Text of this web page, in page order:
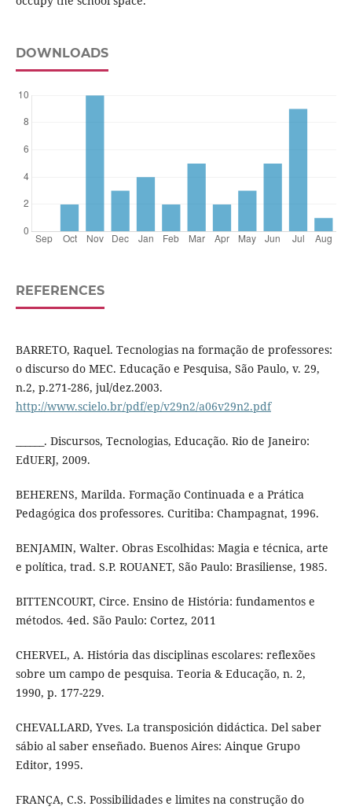
DOWNLOADS
REFERENCES
BARRETO, Raquel. Tecnologias na formação de professores:
o discurso do MEC. Educação e Pesquisa, São Paulo, v. 29,
n.2, p.271-286, jul/dez.2003.
http://www.scielo.br/pdf/ep/v29n2/a06v29n2.pdf
______. Discursos, Tecnologias, Educação. Rio de Janeiro:
EdUERJ, 2009.
BEHERENS, Marilda. Formação Continuada e a Prática
Pedagógica dos professores. Curitiba: Champagnat, 1996.
BENJAMIN, Walter. Obras Escolhidas: Magia e técnica, arte
e política, trad. S.P. ROUANET, São Paulo: Brasiliense, 1985.
BITTENCOURT, Circe. Ensino de História: fundamentos e
métodos. 4ed. São Paulo: Cortez, 2011
CHERVEL, A. História das disciplinas escolares: reflexões
sobre um campo de pesquisa. Teoria & Educação, n. 2,
1990, p. 177-229.
CHEVALLARD, Yves. La transposición didáctica. Del saber
sábio al saber enseñado. Buenos Aires: Ainque Grupo
Editor, 1995.
FRANÇA, C.S. Possibilidades e limites na construção do